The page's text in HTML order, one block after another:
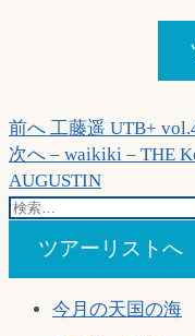
投
稿
ナ
ゲ
ー
前へ 過
去
の
投
工藤遥 UTB+
次へ 次
の
投
– waikiki – THE
AUGUSTIN
検
ツアーリストへ
今月の天国の海